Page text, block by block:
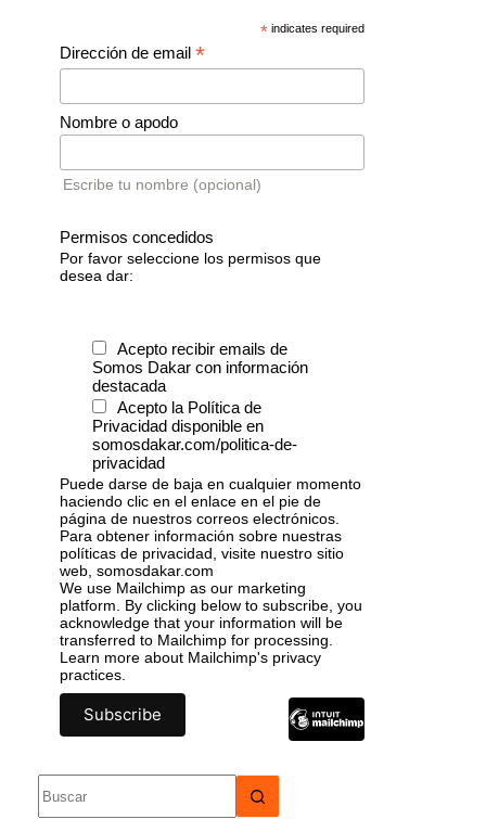
* indicates required
Dirección de email *
Nombre o apodo
Escribe tu nombre (opcional)
Permisos concedidos
Por favor seleccione los permisos que
desea dar:
Acepto recibir emails de
Somos Dakar con información
destacada
Acepto la Política de
Privacidad disponible en
somosdakar.com/politica-de-
privacidad
Puede darse de baja en cualquier momento
haciendo clic en el enlace en el pie de
página de nuestros correos electrónicos.
Para obtener información sobre nuestras
políticas de privacidad, visite nuestro sitio
web, somosdakar.com
We use Mailchimp as our marketing
platform. By clicking below to subscribe, you
acknowledge that your information will be
transferred to Mailchimp for processing.
Learn more about Mailchimp's privacy
practices.